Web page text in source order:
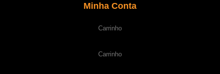
Minha Conta
Carrinho
Carrinho